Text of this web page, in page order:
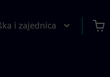
i zajednica